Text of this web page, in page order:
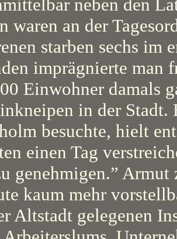
neben den
waren an der
starben sechs im
imprägnierte
Einwohner damals
in der
besuchte, hielt
einen Tag
genehmigen.”
kaum mehr
Altstadt gelegenen